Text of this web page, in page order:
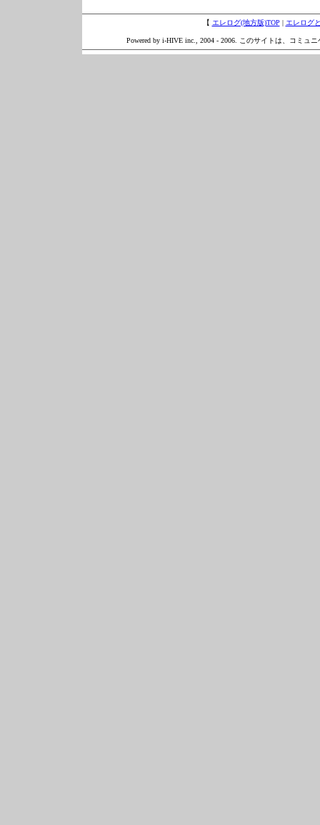
【 エレログ(地方版)TOP | エレログ
Powered by i-HIVE inc., 2004 - 2006. このサイトは、コミュ